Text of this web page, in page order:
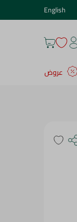
English
عروض